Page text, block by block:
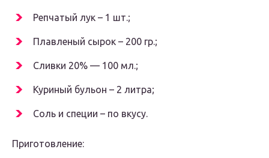
Репчатый лук – 1 шт.;
Плавленый сырок – 200 гр.;
Сливки 20% — 100 мл.;
Куриный бульон – 2 литра;
Соль и специи – по вкусу.
Приготовление: